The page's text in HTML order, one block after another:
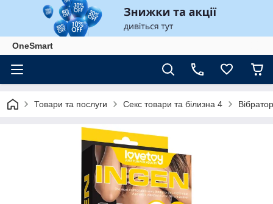
OneSmart
Товари та послуги Секс товари та білизна 4